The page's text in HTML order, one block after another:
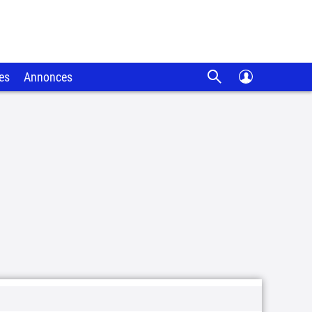
Annonces